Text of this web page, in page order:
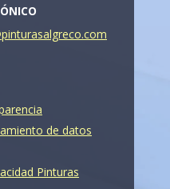
de datos
Pinturas